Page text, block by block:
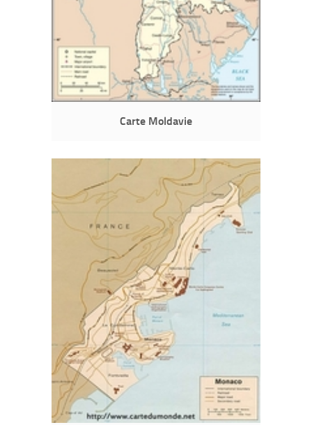
Carte Moldavie